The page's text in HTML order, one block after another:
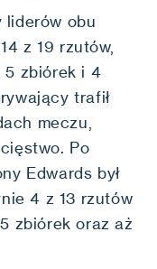
liderów obu
z 19 rzutów,
5 zbiórek i 4
trafił
meczu,
Po
Edwards był
4 z 13 rzutów
zbiórek oraz aż